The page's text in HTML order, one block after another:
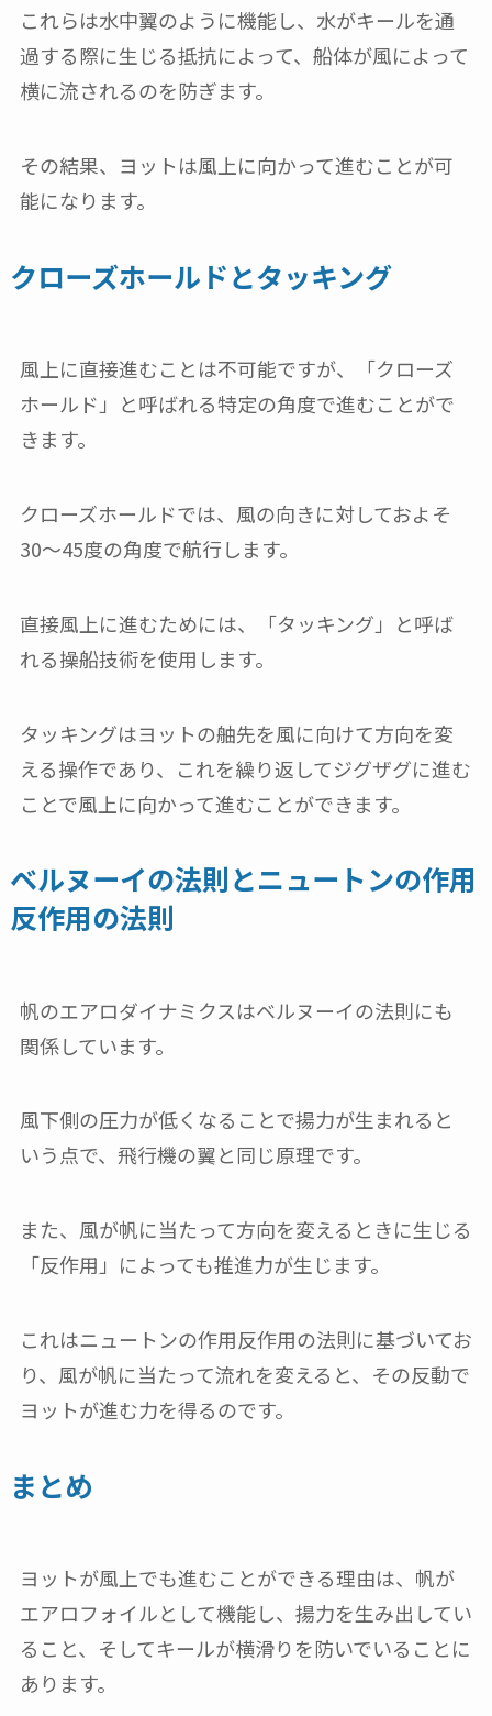
これらは水中翼のように機能し、水がキールを通
過する際に生じる抵抗によって、船体が風によって
横に流されるのを防ぎます。
その結果、ヨットは風上に向かって進むことが可
能になります。
クローズホールドとタッキング
風上に直接進むことは不可能ですが、「クローズ
ホールド」と呼ばれる特定の角度で進むことがで
きます。
クローズホールドでは、風の向きに対しておよそ
30～45度の角度で航行します。
直接風上に進むためには、「タッキング」と呼ば
れる操船技術を使用します。
タッキングはヨットの舳先を風に向けて方向を変
える操作であり、これを繰り返してジグザグに進む
ことで風上に向かって進むことができます。
ベルヌーイの法則とニュートンの作用
反作用の法則
帆のエアロダイナミクスはベルヌーイの法則にも
関係しています。
風下側の圧力が低くなることで揚力が生まれると
いう点で、飛行機の翼と同じ原理です。
また、風が帆に当たって方向を変えるときに生じる
「反作用」によっても推進力が生じます。
これはニュートンの作用反作用の法則に基づいてお
り、風が帆に当たって流れを変えると、その反動で
ヨットが進む力を得るのです。
まとめ
ヨットが風上でも進むことができる理由は、帆が
エアロフォイルとして機能し、揚力を生み出してい
ること、そしてキールが横滑りを防いでいることに
あります。